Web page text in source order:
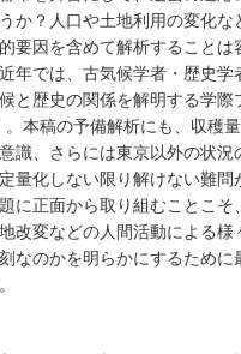
か？人口や土地利用の変化な
要因を含めて解析することは
年では、古気候学者・歴史学
と歴史の関係を解明する学際
。本稿の予備解析にも、収穫
識、さらには東京以外の状況
量化しない限り解けない難問
に正面から取り組むことこそ
改変などの人間活動による様
なのかを明らかにするために